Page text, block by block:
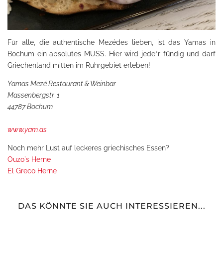
Für alle, die authentische Mezédes lieben, ist das Yamas in
Bochum ein absolutes MUSS. Hier wird jede*r fündig und darf
Griechenland mitten im Ruhrgebiet erleben!
Yamas Mezé Restaurant & Weinbar
Massenbergstr. 1
44787 Bochum
www.yam.as
Noch mehr Lust auf leckeres griechisches Essen?
Ouzo`s Herne
El Greco Herne
DAS KÖNNTE SIE AUCH INTERESSIEREN...